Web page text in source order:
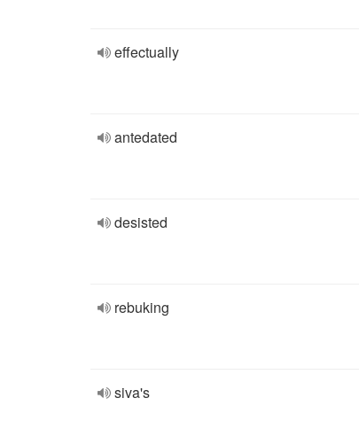
effectually
antedated
desisted
rebuking
siva's